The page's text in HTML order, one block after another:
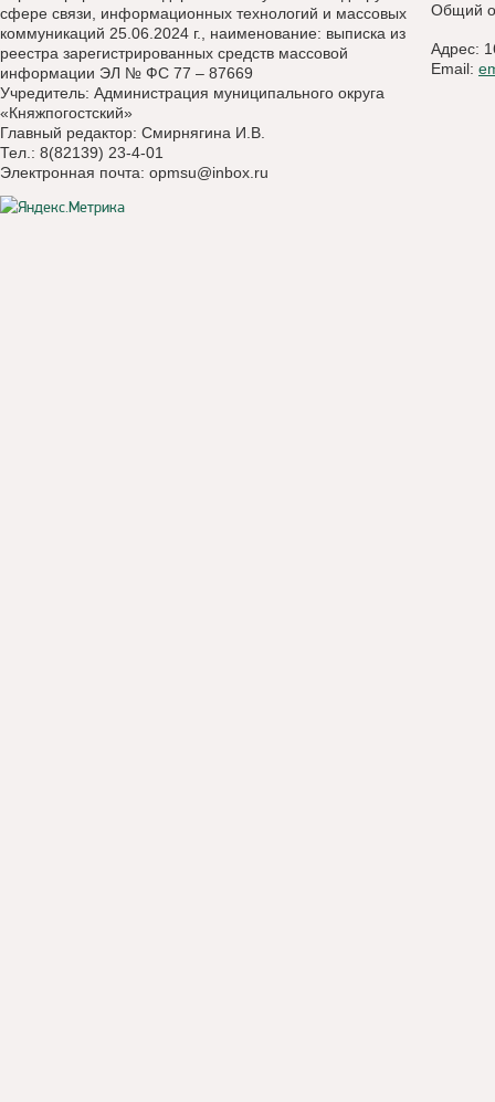
сфере связи, информационных технологий и массовых
коммуникаций 25.06.2024 г., наименование: выписка из
реестра зарегистрированных средств массовой
информации ЭЛ № ФС 77 – 87669
Учредитель: Администрация муниципального округа
«Княжпогостский»
Главный редактор: Смирнягина И.В.
Тел.: 8(82139) 23-4-01
Электронная почта: opmsu@inbox.ru
Общий
Адрес:
Email: